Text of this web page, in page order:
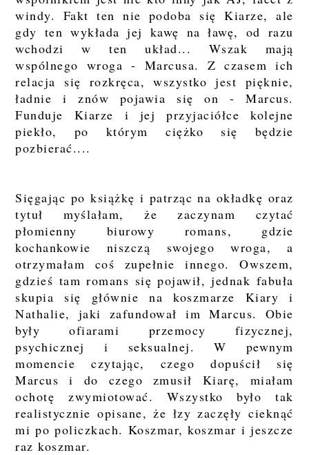
windy. Fakt ten nie podoba się Kiarze, ale
gdy ten wykłada jej kawę na ławę, od razu
wchodzi w ten układ... Wszak mają
wspólnego wroga - Marcusa. Z czasem ich
relacja się rozkręca, wszystko jest pięknie,
ładnie i znów pojawia się on - Marcus.
Funduje Kiarze i jej przyjaciółce kolejne
piekło, po którym ciężko się będzie
pozbierać....
Sięgając po książkę i patrząc na okładkę oraz
tytuł myślałam, że zaczynam czytać
płomienny biurowy romans, gdzie
kochankowie niszczą swojego wroga, a
otrzymałam coś zupełnie innego. Owszem,
gdzieś tam romans się pojawił, jednak fabuła
skupia się głównie na koszmarze Kiary i
Nathalie, jaki zafundował im Marcus. Obie
były ofiarami przemocy fizycznej,
psychicznej i seksualnej. W pewnym
momencie czytając, czego dopuścił się
Marcus i do czego zmusił Kiarę, miałam
ochotę zwymiotować. Wszystko było tak
realistycznie opisane, że łzy zaczęły cieknąć
mi po policzkach. Koszmar, koszmar i jeszcze
raz koszmar.